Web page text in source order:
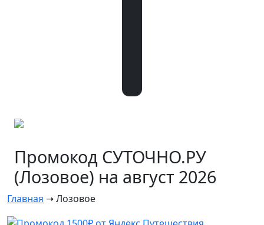
Промокод СУТОЧНО.РУ
(Лозовое) на август 2026
Главная ➝Лозовое